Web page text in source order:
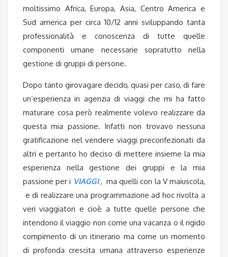
moltissimo Africa, Europa, Asia, Centro America e
Sud america per circa 10/12 anni sviluppando tanta
professionalità e conoscenza di tutte quelle
componenti umane necessarie sopratutto nella
gestione di gruppi di persone.
Dopo tanto girovagare decido, quasi per caso, di fare
un’esperienza in agenzia di viaggi che mi ha fatto
maturare cosa però realmente volevo realizzare da
questa mia passione. Infatti non trovavo nessuna
gratificazione nel vendere viaggi preconfezionati da
altri e pertanto ho deciso di mettere insieme la mia
esperienza nella gestione dei gruppi e la mia
passione per i VIAGGI, ma quelli con la V maiuscola,
e di realizzare una programmazione ad hoc rivolta a
veri viaggiatori e cioè a tutte quelle persone che
intendono il viaggio non come una vacanza o il rigido
compimento di un itinerario ma come un momento
di profonda crescita umana attraverso esperienze